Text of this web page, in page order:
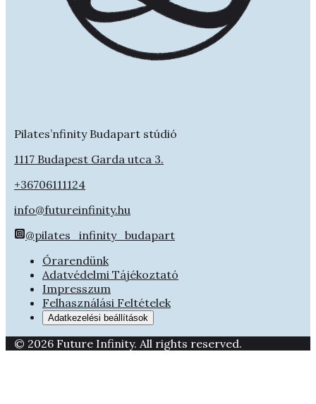
Pilates’nfinity Budapart stúdió
1117 Budapest Garda utca 3.
+36706111124
info@futureinfinity.hu
@pilates_infinity_budapart
Órarendünk
Adatvédelmi Tájékoztató
Impresszum
Felhasználási Feltételek
Adatkezelési beállítások
© 2026 Future Infinity. All rights reserved.